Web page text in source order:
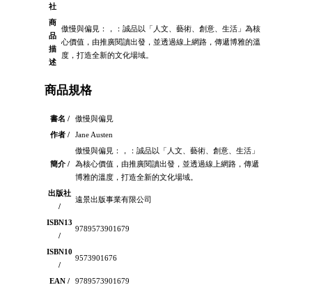
社
商
品
描
述
傲慢與偏見：，：誠品以「人文、藝術、創意、生活」為核
心價值，由推廣閱讀出發，並透過線上網路，傳遞博雅的溫
度，打造全新的文化場域。
商品規格
書名 /
傲慢與偏見
作者 /
Jane Austen
簡介 /
傲慢與偏見：，：誠品以「人文、藝術、創意、生活」
為核心價值，由推廣閱讀出發，並透過線上網路，傳遞
博雅的溫度，打造全新的文化場域。
出版社
/
遠景出版事業有限公司
ISBN13
/
9789573901679
ISBN10
/
9573901676
EAN / 9789573901679